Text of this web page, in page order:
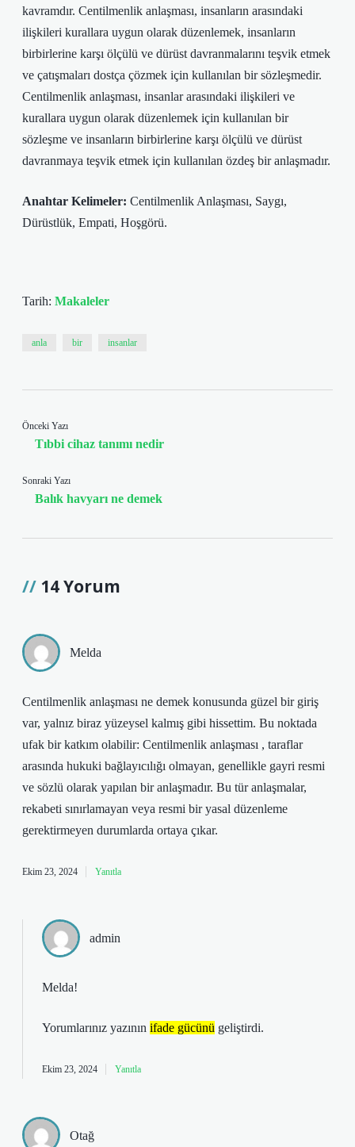
kavramdır. Centilmenlik anlaşması, insanların arasındaki
ilişkileri kurallara uygun olarak düzenlemek, insanların
birbirlerine karşı ölçülü ve dürüst davranmalarını teşvik etmek
ve çatışmaları dostça çözmek için kullanılan bir sözleşmedir.
Centilmenlik anlaşması, insanlar arasındaki ilişkileri ve
kurallara uygun olarak düzenlemek için kullanılan bir
sözleşme ve insanların birbirlerine karşı ölçülü ve dürüst
davranmaya teşvik etmek için kullanılan özdeş bir anlaşmadır.
Anahtar Kelimeler: Centilmenlik Anlaşması, Saygı,
Dürüstlük, Empati, Hoşgörü.
Tarih: Makaleler
anla bir insanlar
Önceki Yazı
Tıbbi cihaz tanımı nedir
Sonraki Yazı
Balık havyarı ne demek
14 Yorum
Melda
Centilmenlik anlaşması ne demek konusunda güzel bir giriş
var, yalnız biraz yüzeysel kalmış gibi hissettim. Bu noktada
ufak bir katkım olabilir: Centilmenlik anlaşması , taraflar
arasında hukuki bağlayıcılığı olmayan, genellikle gayri resmi
ve sözlü olarak yapılan bir anlaşmadır. Bu tür anlaşmalar,
rekabeti sınırlamayan veya resmi bir yasal düzenleme
gerektirmeyen durumlarda ortaya çıkar.
Ekim 23, 2024 Yanıtla
admin
Melda!
Yorumlarınız yazının ifade gücünü geliştirdi.
Ekim 23, 2024 Yanıtla
Otağ